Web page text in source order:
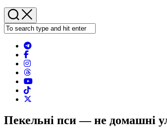
Пекельні пси — не домашні